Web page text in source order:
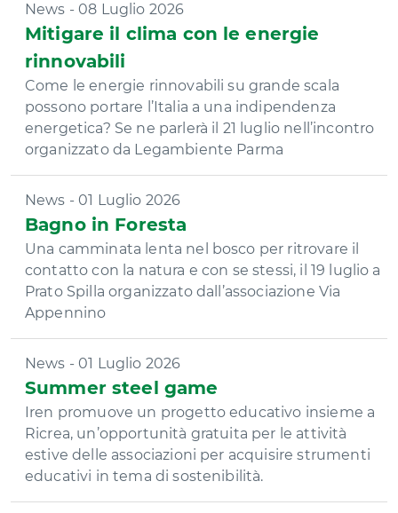
News - 08 Luglio 2026
Mitigare il clima con le energie
rinnovabili
Come le energie rinnovabili su grande scala
possono portare l’Italia a una indipendenza
energetica? Se ne parlerà il 21 luglio nell’incontro
organizzato da Legambiente Parma
News - 01 Luglio 2026
Bagno in Foresta
Una camminata lenta nel bosco per ritrovare il
contatto con la natura e con se stessi, il 19 luglio a
Prato Spilla organizzato dall’associazione Via
Appennino
News - 01 Luglio 2026
Summer steel game
Iren promuove un progetto educativo insieme a
Ricrea, un’opportunità gratuita per le attività
estive delle associazioni per acquisire strumenti
educativi in tema di sostenibilità.